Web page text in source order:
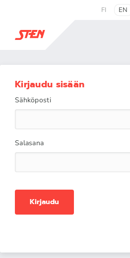
FI EN
Kirjaudu sisään
Sähköposti
Salasana
Kirjaudu